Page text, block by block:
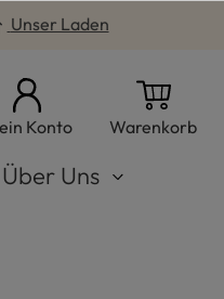
Unser Laden
0 Produkte auf dem
Konto Warenkorb
Über Uns